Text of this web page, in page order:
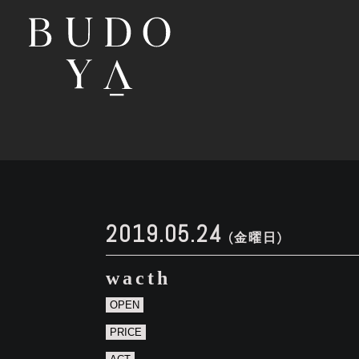
2019.05.24 (金曜日)
wacth
OPEN
PRICE